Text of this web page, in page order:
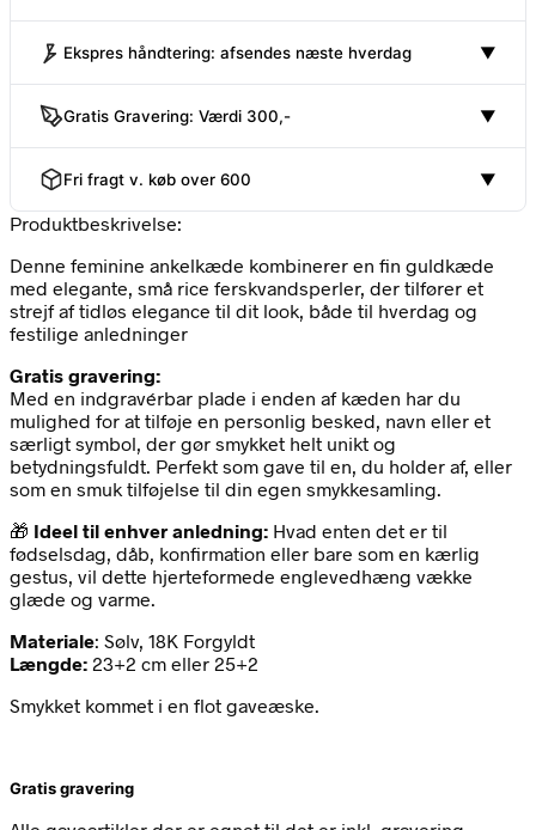
Ekspres håndtering: afsendes næste hverdag ▼
Gratis Gravering: Værdi 300,- ▼
Fri fragt v. køb over 600 ▼
Produktbeskrivelse:
Denne feminine ankelkæde kombinerer en fin guldkæde
med elegante, små rice ferskvandsperler, der tilfører et
strejf af tidløs elegance til dit look, både til hverdag og
festilige anledninger
Gratis gravering:
Med en indgravérbar plade i enden af kæden har du
mulighed for at tilføje en personlig besked, navn eller et
særligt symbol, der gør smykket helt unikt og
betydningsfuldt. Perfekt som gave til en, du holder af, eller
som en smuk tilføjelse til din egen smykkesamling.
🎁 Ideel til enhver anledning: Hvad enten det er til
fødselsdag, dåb, konfirmation eller bare som en kærlig
gestus, vil dette hjerteformede englevedhæng vække
glæde og varme.
Materiale: Sølv, 18K Forgyldt
Længde: 23+2 cm eller 25+2
Smykket kommet i en flot gaveæske.
Gratis gravering